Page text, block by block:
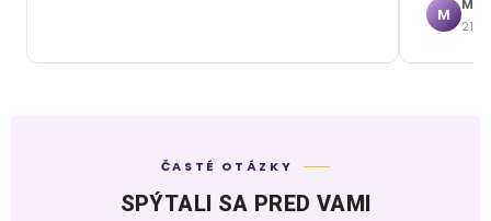
M
21.
ČASTÉ OTÁZKY
SPÝTALI SA PRED VAMI